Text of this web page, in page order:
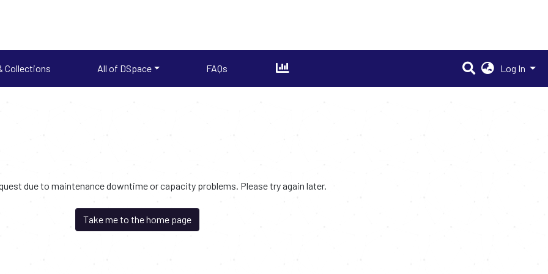
Collections All of DSpace FAQs Log In
due to maintenance downtime or capacity problems. Please try again later.
Take me to the home page